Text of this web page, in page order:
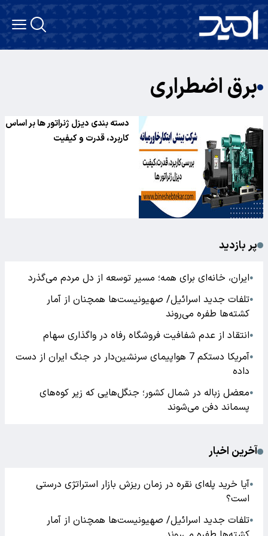
برق اضطراری
دسته بندی دیزل ژنراتور ها بر اساس
کاربرد، قدرت و کیفیت
پر بازدید
●ایران، خانه‌ای برای همه؛ مسیر توسعه از دل مردم می‌گذرد
●تلفات جدید اسرائیل/ صهیونیست‌ها همچنان از آمار
کشته‌ها طفره می‌روند
●انتقاد از عدم شفافیت فروشگاه رفاه در واگذاری سهام
●
آمریکا دستکم 7 هواپیمای سرنشین‌دار در جنگ ایران از دست
داده
●معضل زباله در شمال کشور؛ جنگل‌هایی که زیر کوه‌های
پسماند دفن می‌شوند
آخرین اخبار
●آیا خرید پله‌ای نقره در زمان ریزش بازار استراتژی درستی
است؟
●تلفات جدید اسرائیل/ صهیونیست‌ها همچنان از آمار